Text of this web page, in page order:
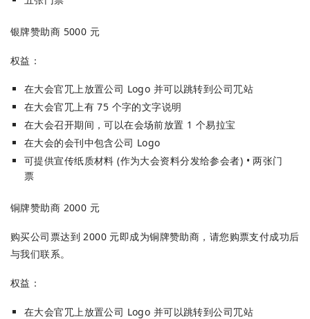
银牌赞助商 5000 元
权益：
在⼤会官⺴上放置公司 Logo 并可以跳转到公司⺴站
在大会官⺴上有 75 个字的⽂字说明
在大会召开期间，可以在会场前放置 1 个易拉宝
在大会的会刊中包含公司 Logo
可提供宣传纸质材料 (作为大会资料分发给参会者) • 两张⻔
票
铜牌赞助商 2000 元
购买公司票达到 2000 元即成为铜牌赞助商，请您购票支付成功后
与我们联系。
权益：
在⼤会官⺴上放置公司 Logo 并可以跳转到公司⺴站